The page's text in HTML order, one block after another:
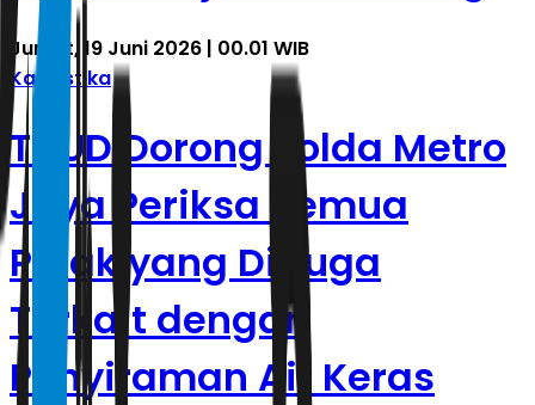
Jumat, 19 Juni 2026 | 00.01 WIB
Kasuistika
TAUD Dorong Polda Metro
Jaya Periksa Semua
Pihak yang Diduga
Terkait dengan
Penyiraman Air Keras